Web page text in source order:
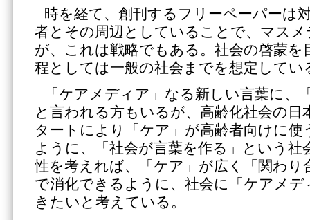
時を経て、創刊するフリーペーパーは
者とその周辺としていることで、マス
が、これは戦略でもある。社会の啓蒙を
程としては一般の社会までを想定してい
「ケアメディア」なる新しい言葉に、
と言われる方もいるが、高齢化社会の日
タートにより「ケア」が高齢者向けに使
ように、「社会が言葉を作る」という社
性を考えれば、「ケア」が広く「関わり
で消化できるように、社会に「ケアメ
きたいと考えている。